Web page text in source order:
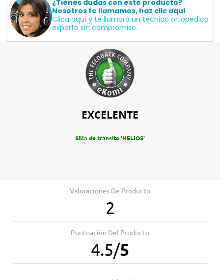
¿Tienes dudas con este producto?
Nosotros te llamamos, haz clic aquí
Clica aquí y te llamará un técnico ortopedico
experto sin compromiso.
EXCELENTE
Silla de transito 'HELIOS'
Valoraciones De Producto
2
Puntuación Del Producto
4.5/5